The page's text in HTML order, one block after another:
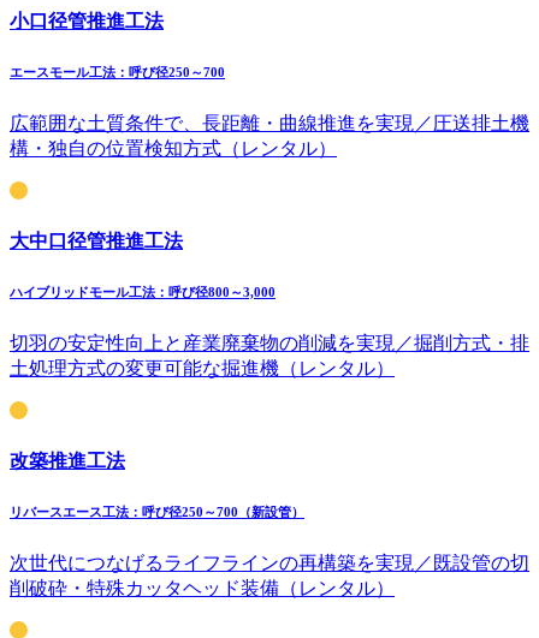
小口径管推進工法
エースモール工法：呼び径250～700
広範囲な土質条件で、長距離・曲線推進を実現／圧送排土機
構・独自の位置検知方式（レンタル）
大中口径管推進工法
ハイブリッドモール工法：呼び径800～3,000
切羽の安定性向上と産業廃棄物の削減を実現／掘削方式・排
土処理方式の変更可能な掘進機（レンタル）
改築推進工法
リバースエース工法：呼び径250～700（新設管）
次世代につなげるライフラインの再構築を実現／既設管の切
削破砕・特殊カッタヘッド装備（レンタル）